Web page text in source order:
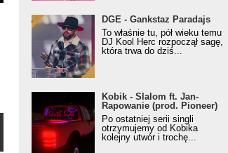
donGURALesko z nagrodą za
Klasyczny/Trueschoolowy
Album Roku (Popkillery 2023)
DGE - Gankstaz Paradajs
To właśnie tu, pół wieku temu
DJ Kool Herc rozpoczął sagę,
która trwa do dziś...
Kobik - Slalom ft. Jan-
Rapowanie (prod. Pioneer)
[Official Music Visualiser]
Kobik - Slalom ft. Jan-
Rapowanie (prod. Pioneer)
Po ostatniej serii singli
otrzymujemy od Kobika
kolejny utwór i trochę...